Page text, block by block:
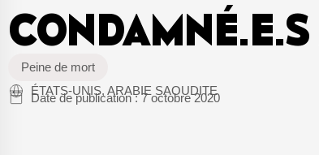
Peine de mort
ÉTATS-UNIS, ARABIE SAOUDITE
Date de publication :7 octobre 2020